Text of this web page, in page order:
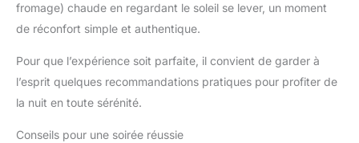
fromage) chaude en regardant le soleil se lever, un moment
de réconfort simple et authentique.
Pour que l’expérience soit parfaite, il convient de garder à
l’esprit quelques recommandations pratiques pour profiter de
la nuit en toute sérénité.
Conseils pour une soirée réussie